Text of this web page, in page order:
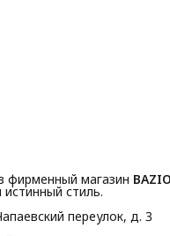
фирменный магазин
стиль.
переулок, д. 3